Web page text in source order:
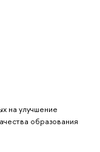
на улучшение
образования